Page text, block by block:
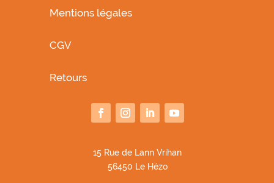
Mentions légales
CGV
Retours
15 Rue de Lann Vrihan
56450 Le Hézo